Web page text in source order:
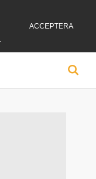
ACCEPTERA